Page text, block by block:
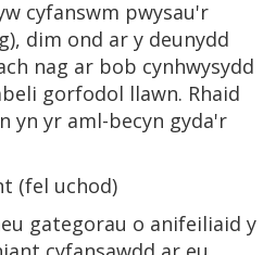
cyfanswm pwysau'r
dim ond ar y deunydd
nag ar bob cynhwysydd
gorfodol llawn. Rhaid
yn yr aml-becyn gyda'r
(fel uchod)
gategorau o anifeiliaid y